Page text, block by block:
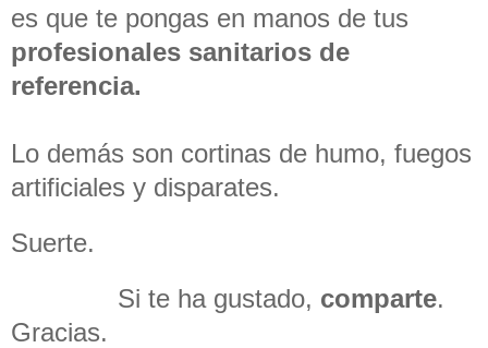
es que te pongas en manos de tus
profesionales sanitarios de
referencia.
Lo demás son cortinas de humo, fuegos
artificiales y disparates.
Suerte.
Si te ha gustado, comparte.
Gracias.